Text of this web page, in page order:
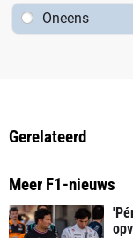
Oneens
Gerelateerd
Meer F1-nieuws